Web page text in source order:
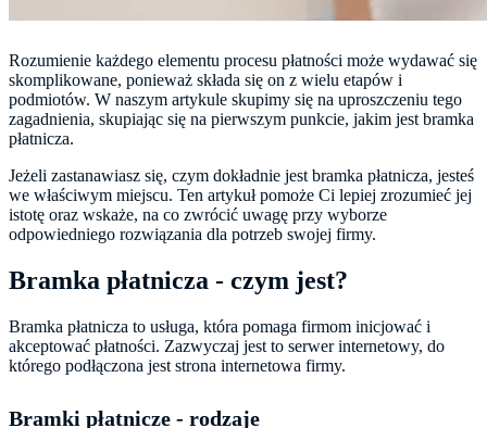
Rozumienie każdego elementu procesu płatności może wydawać się
skomplikowane, ponieważ składa się on z wielu etapów i
podmiotów. W naszym artykule skupimy się na uproszczeniu tego
zagadnienia, skupiając się na pierwszym punkcie, jakim jest bramka
płatnicza.
Jeżeli zastanawiasz się, czym dokładnie jest bramka płatnicza, jesteś
we właściwym miejscu. Ten artykuł pomoże Ci lepiej zrozumieć jej
istotę oraz wskaże, na co zwrócić uwagę przy wyborze
odpowiedniego rozwiązania dla potrzeb swojej firmy.
Bramka płatnicza - czym jest?
Bramka płatnicza to usługa, która pomaga firmom inicjować i
akceptować płatności. Zazwyczaj jest to serwer internetowy, do
Bramki płatnicze - rodzaje